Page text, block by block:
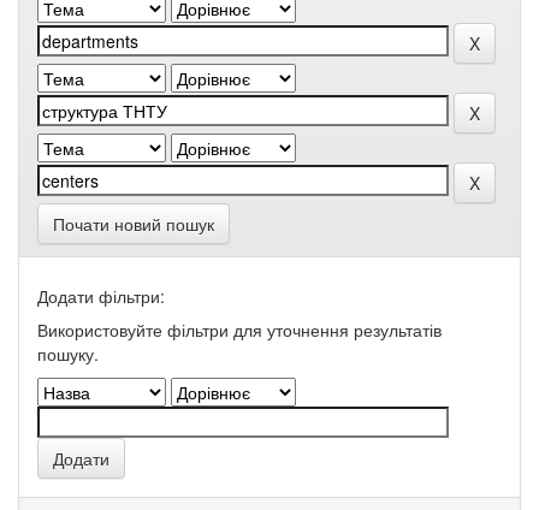
Почати новий пошук
Додати фільтри:
Використовуйте фільтри для уточнення результатів
пошуку.